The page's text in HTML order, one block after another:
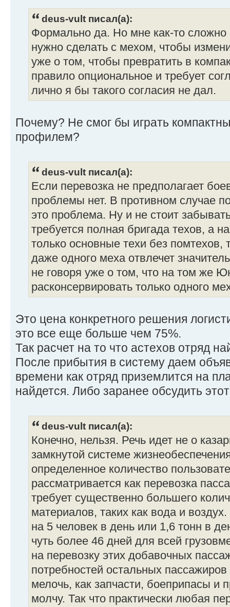
deus-vult писал(а):
Формально да. Но мне как-то сложно
нужно сделать с мехом, чтобы
уже о том, чтобы превратить в
правило опциональное и требует
лично я бы такого согласия не дал.
Почему? Не смог бы играть
профилем?
deus-vult писал(а):
Если перевозка не предполагает
проблемы нет. В противном случае
это проблема. Ну и не стоит
требуется полная бригада техов, а
только основные техи без помтехов,
даже одного меха отвлечет
не говоря уже о том, что на том же
расконсервировать только одного
Это цена конкретного решения
это все еще больше чем 75%.
Так расчет на то что астехов отряд
После прибытия в систему даем
времени как отряд приземлится на
найдется. Либо заранее обсудить
deus-vult писал(а):
Конечно, нельзя. Речь идет не о
замкнутой системе
определенное количество
рассматривается как перевозка
требует существенно большего
материалов, таких как вода и
на 5 человек в день или 1,6 тонн в
чуть более 46 дней для всей
на перевозку этих добавочных
потребностей остальных
мелочь, как запчасти, боеприпасы и
молчу. Так что практически любая